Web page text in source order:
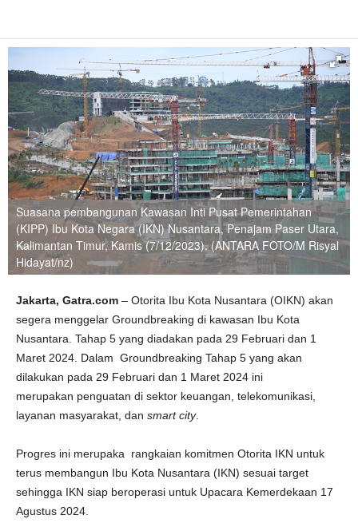
Suasana pembangunan Kawasan Inti Pusat Pemerintahan
(KIPP) Ibu Kota Negara (IKN) Nusantara, Penajam Paser Utara,
Kalimantan Timur, Kamis (7/12/2023). (ANTARA FOTO/M Risyal
Hidayat/nz)
Jakarta, Gatra.com – Otorita Ibu Kota Nusantara (OIKN) akan
segera menggelar Groundbreaking di kawasan Ibu Kota
Nusantara. Tahap 5 yang diadakan pada 29 Februari dan 1
Maret 2024. Dalam Groundbreaking Tahap 5 yang akan
dilakukan pada 29 Februari dan 1 Maret 2024 ini
merupakan penguatan di sektor keuangan, telekomunikasi,
layanan masyarakat, dan smart city.
Progres ini merupaka rangkaian komitmen Otorita IKN untuk
terus membangun Ibu Kota Nusantara (IKN) sesuai target
sehingga IKN siap beroperasi untuk Upacara Kemerdekaan 17
Agustus 2024.